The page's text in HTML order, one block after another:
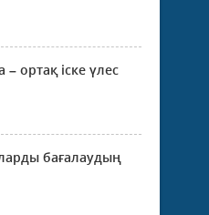
ортақ іске үлес
бағалаудың